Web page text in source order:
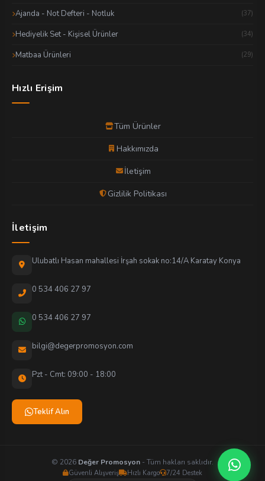
Ajanda - Not Defteri - Notluk (37)
Hediyelik Set - Kişisel Ürünler (34)
Matbaa Ürünleri (29)
Hızlı Erişim
Tüm Ürünler
Hakkımızda
İletişim
Gizlilik Politikası
İletişim
Ulubatlı Hasan mahallesi İrşah sokak no:14/A Karatay Konya
0 534 406 27 97
0 534 406 27 97
bilgi@degerpromosyon.com
Pzt - Cmt: 09:00 - 18:00
Teklif Alın
© 2026 Değer Promosyon - Tüm hakları saklıdır.
Güvenli Alışveriş Hızlı Kargo 7/24 Destek